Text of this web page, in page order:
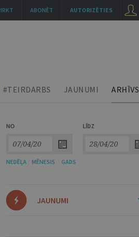
#TEIRDARBS JAUNUMI ARHĪVS
NO LĪDZ
NEDĒĻA MĒNESIS GADS
JAUNUMI
AUTORIZĒTIES
ABONĒT